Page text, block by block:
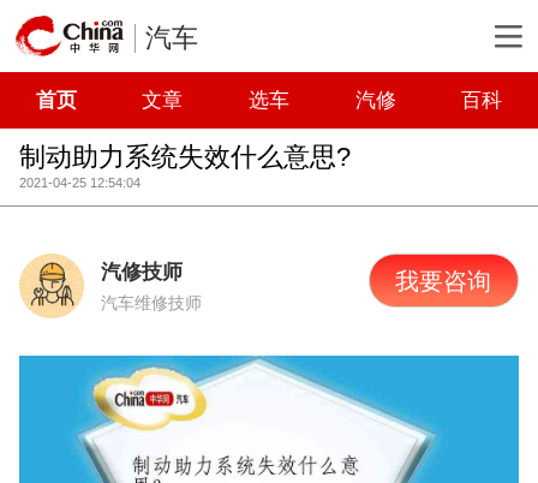
汽车
首页 文章 选车 汽修 百科
制动助力系统失效什么意思?
2021-04-25 12:54:04
汽修技师
汽车维修技师
我要咨询